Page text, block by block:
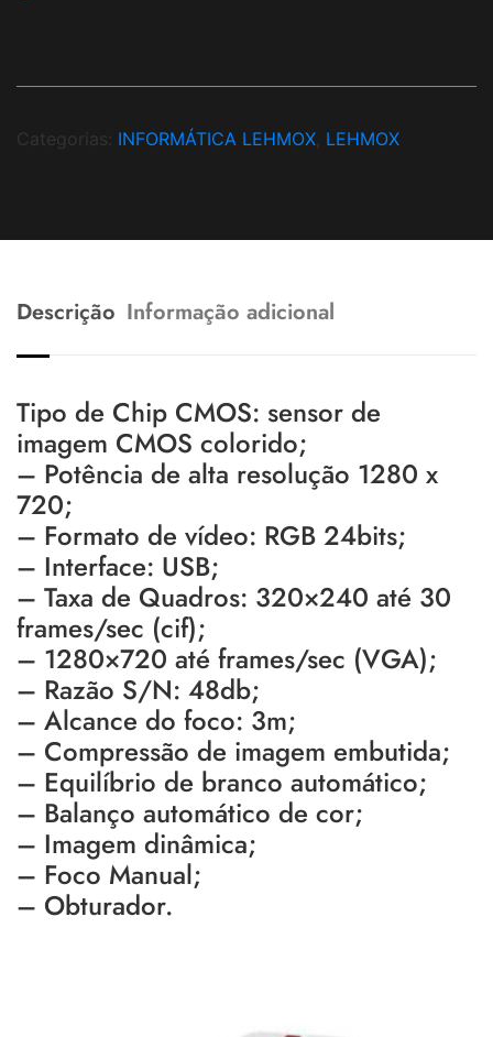
Categorias: INFORMÁTICA LEHMOX LEHMOX
Descrição Informação adicional
Tipo de Chip CMOS: sensor de
imagem CMOS colorido;
– Potência de alta resolução 1280 x
720;
– Formato de vídeo: RGB 24bits;
– Interface: USB;
– Taxa de Quadros: 320×240 até 30
frames/sec (cif);
– 1280×720 até frames/sec (VGA);
– Razão S/N: 48db;
– Alcance do foco: 3m;
– Compressão de imagem embutida;
– Equilíbrio de branco automático;
– Balanço automático de cor;
– Imagem dinâmica;
– Foco Manual;
– Obturador.